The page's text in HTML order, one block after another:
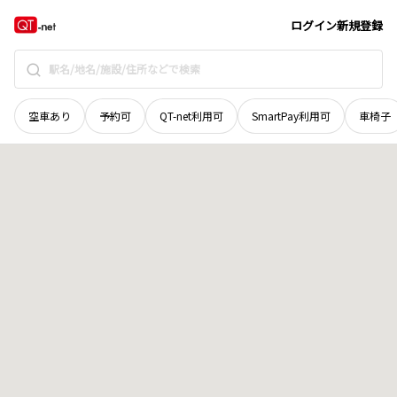
ログイン新規登録
空車あり 予約可 QT-net利用可 SmartPay利用可 車椅子
岡山県